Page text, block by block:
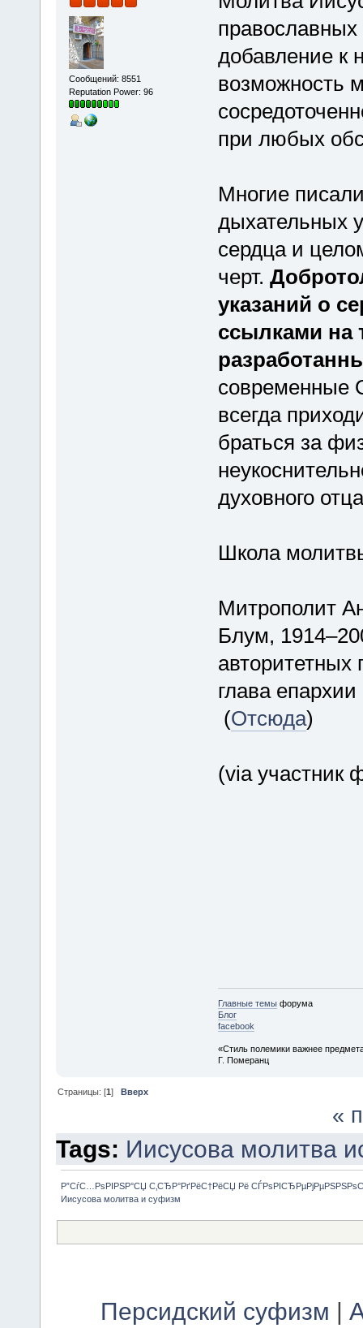
Сообщений: 8551
Reputation Power: 96
православных
добавление к
возможность
при любых
Многие
дыхательных
сердца и
черт.
указаний о
ссылками на
современные
всегда
браться за
духовного
Школа
Митрополит
Блум,
авторитетных
глава
(Отсюда)
(via участник
Главные темыфорума
Блог
facebook
«Стиль полемики важнее
Г. Померанц
Страницы: [1]Вверх
«
Tags: Иисусова молитва
Р”СѓС…РѕРІРЅР°СЏ С‚СЂР°РґРёС†РёСЏ Рё
Иисусова молитва и суфизм
Персидский суфизм |